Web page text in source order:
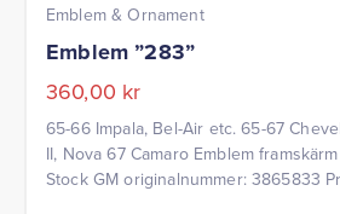
Emblem & Ornament
Emblem ”283”
360,00 kr
65-66 Impala, Bel-Air etc. 65-67
II, Nova 67 Camaro Emblem
Stock GM originalnummer: 3865833